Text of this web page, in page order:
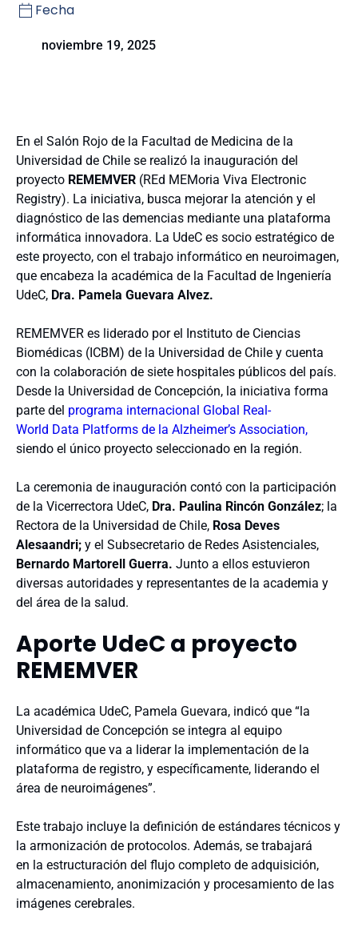
Fecha
noviembre 19, 2025
En el Salón Rojo de la Facultad de Medicina de la
Universidad de Chile se realizó la inauguración del
proyecto REMEMVER (REd MEMoria Viva Electronic
Registry). La iniciativa, busca mejorar la atención y el
diagnóstico de las demencias mediante una plataforma
informática innovadora. La UdeC es socio estratégico de
este proyecto, con el trabajo informático en neuroimagen,
que encabeza la académica de la Facultad de Ingeniería
UdeC, Dra. Pamela Guevara Alvez.
REMEMVER es liderado por el Instituto de Ciencias
Biomédicas (ICBM) de la Universidad de Chile y cuenta
con la colaboración de siete hospitales públicos del país.
Desde la Universidad de Concepción, la iniciativa forma
parte del programa internacional Global Real-
World Data Platforms de la Alzheimer’s Association,
siendo el único proyecto seleccionado en la región.
La ceremonia de inauguración contó con la participación
de la Vicerrectora UdeC, Dra. Paulina Rincón González; la
Rectora de la Universidad de Chile, Rosa Deves
Alesaandri; y el Subsecretario de Redes Asistenciales,
Bernardo Martorell Guerra. Junto a ellos estuvieron
diversas autoridades y representantes de la academia y
del área de la salud.
Aporte UdeC a proyecto
REMEMVER
La académica UdeC, Pamela Guevara, indicó que “la
Universidad de Concepción se integra al equipo
informático que va a liderar la implementación de la
plataforma de registro, y específicamente, liderando el
área de neuroimágenes”.
Este trabajo incluye la definición de estándares técnicos y
la armonización de protocolos. Además, se trabajará
en la estructuración del flujo completo de adquisición,
almacenamiento, anonimización y procesamiento de las
imágenes cerebrales.